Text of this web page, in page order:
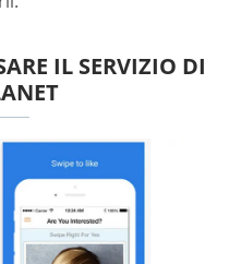
IL SERVIZIO DI